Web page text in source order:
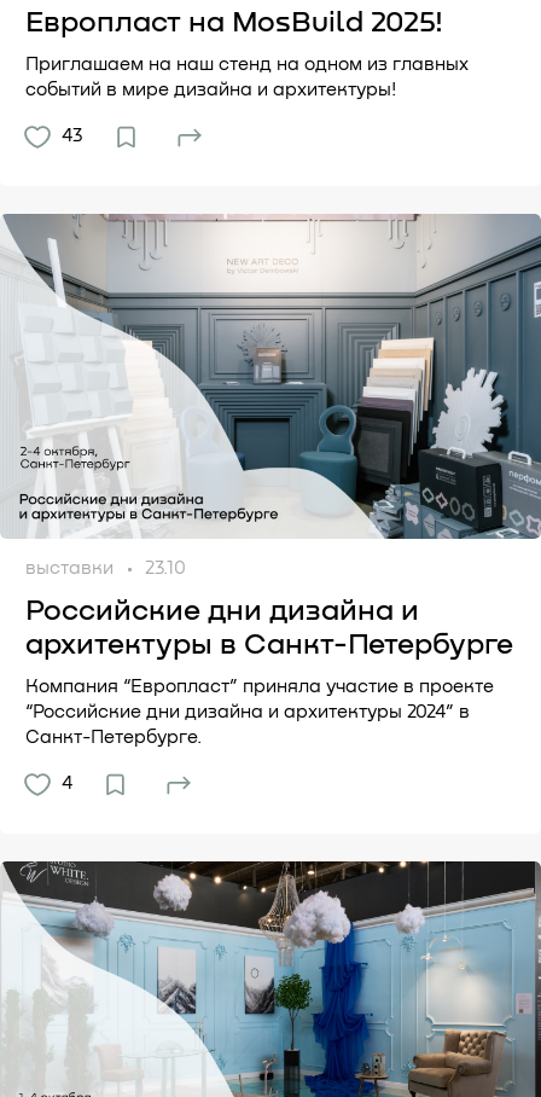
Европласт на MosBuild 2025!
Приглашаем на наш стенд на одном из главных
событий в мире дизайна и архитектуры!
43
выставки 23.10
Российские дни дизайна и
архитектуры в Санкт-Петербурге
Компания “Европласт” приняла участие в проекте
“Российские дни дизайна и архитектуры 2024” в
Санкт-Петербурге.
4